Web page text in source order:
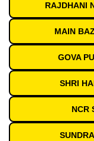
RAJDHANI
MAIN
GOVA
SHRI
NCR